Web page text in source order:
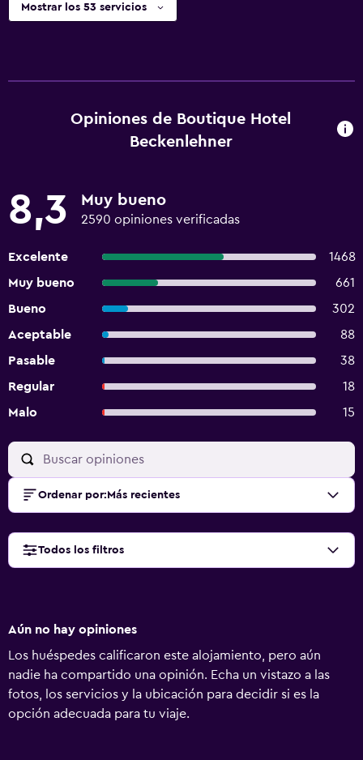
Mostrar los 53 servicios
Opiniones de Boutique Hotel
Beckenlehner
8,3 Muy bueno
2590 opiniones verificadas
Excelente
1468
Muy bueno
661
Bueno
302
Aceptable
88
Pasable
38
Regular
18
Malo
15
Ordenar por: Más recientes
Todos los filtros
Aún no hay opiniones
Los huéspedes calificaron este alojamiento, pero aún
nadie ha compartido una opinión. Echa un vistazo a las
fotos, los servicios y la ubicación para decidir si es la
opción adecuada para tu viaje.